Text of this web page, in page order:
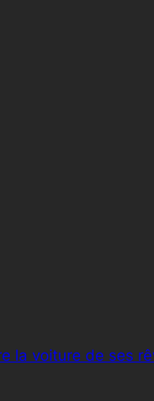
la voiture de ses